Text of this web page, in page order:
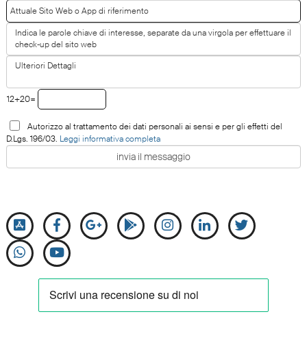
12+20=
Autorizzo al trattamento dei dati personali ai sensi e per gli effetti del
D.Lgs. 196/03. Leggi informativa completa